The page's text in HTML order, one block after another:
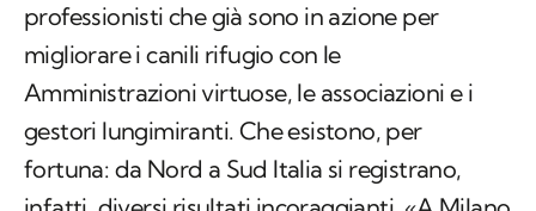
professionisti che già sono in azione per
migliorare i canili rifugio con le
Amministrazioni virtuose, le associazioni e i
gestori lungimiranti. Che esistono, per
fortuna: da Nord a Sud Italia si registrano,